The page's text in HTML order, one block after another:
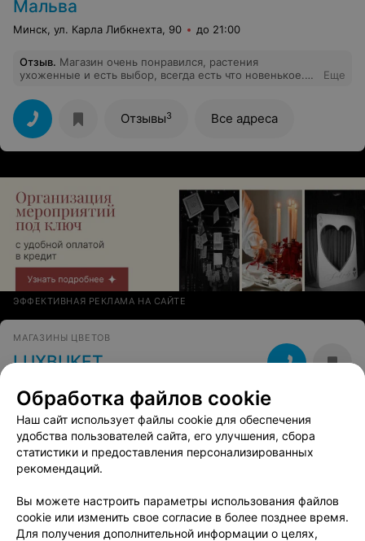
подарено, что стало к вечеру и на утро.. собственно
вопрос, а что подрезать? Когда некоторые ветки
цветов не соответствовали качеству изначально и на
ситуация, к сожалению это был последний раз, когда
за цветами в этот магазин. О
Мальва
Минск, ул. Карла Либкнехта, 90 до 21:00
Отзыв. Магазин очень понравился, растения
ухоженные и есть выбор, всегда есть что новенькое.
Покупками довольная)
Еще
Отзывы3 Все адреса
ЭФФЕКТИВНАЯ РЕКЛАМА НА САЙТЕ
МАГАЗИНЫ ЦВЕТОВ
LUXBUKET
МАГАЗИН ЦВЕТОВ
Millionroz (Миллионроз)
Минск, Волоха, 17
Все адреса
Обработка файлов cookie
Наш сайт использует файлы cookie для обеспечения
удобства пользователей сайта, его улучшения, сбора
статистики и предоставления персонализированных
рекомендаций.
Вы можете настроить параметры использования файлов
cookie или изменить свое согласие в более позднее время.
Для получения дополнительной информации о целях,